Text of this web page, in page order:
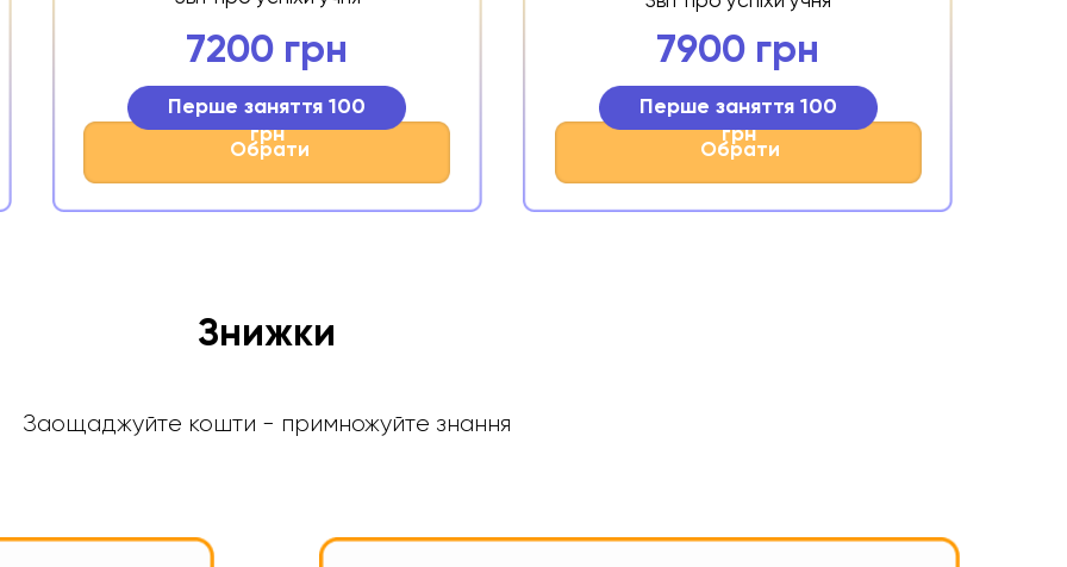
7200 грн 7900 грн
Обрати Обрати
Перше заняття 100
грн
Перше заняття 100
грн
Знижки
Заощаджуйте кошти - примножуйте знання